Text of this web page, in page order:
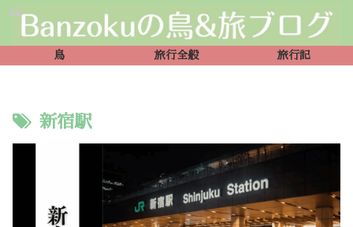
鳥 旅行全般 旅行記
新宿駅